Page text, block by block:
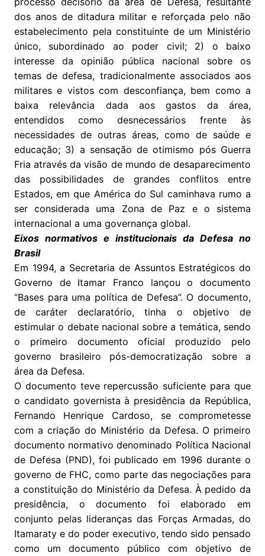
dos anos de ditadura militar e reforçada pelo não
estabelecimento pela constituinte de um Ministério
único, subordinado ao poder civil; 2) o baixo
interesse da opinião pública nacional sobre os
temas de defesa, tradicionalmente associados aos
militares e vistos com desconfiança, bem como a
baixa relevância dada aos gastos da área,
entendidos como desnecessários frente às
necessidades de outras áreas, como de saúde e
educação; 3) a sensação de otimismo pós Guerra
Fria através da visão de mundo de desaparecimento
das possibilidades de grandes conflitos entre
Estados, em que América do Sul caminhava rumo a
ser considerada uma Zona de Paz e o sistema
internacional a uma governança global.
Eixos normativos e institucionais da Defesa no
Brasil
Em 1994, a Secretaria de Assuntos Estratégicos do
Governo de Itamar Franco lançou o documento
“Bases para uma política de Defesa”. O documento,
de caráter declaratório, tinha o objetivo de
estimular o debate nacional sobre a temática, sendo
o primeiro documento oficial produzido pelo
governo brasileiro pós-democratização sobre a
área da Defesa.
O documento teve repercussão suficiente para que
o candidato governista à presidência da República,
Fernando Henrique Cardoso, se comprometesse
com a criação do Ministério da Defesa. O primeiro
documento normativo denominado Política Nacional
de Defesa (PND), foi publicado em 1996 durante o
governo de FHC, como parte das negociações para
a constituição do Ministério da Defesa. À pedido da
presidência, o documento foi elaborado em
conjunto pelas lideranças das Forças Armadas, do
Itamaraty e do poder executivo, tendo sido pensado
como um documento público com objetivo de